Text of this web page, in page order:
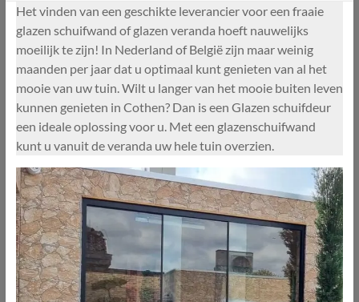
Het vinden van een geschikte leverancier voor een fraaie
glazen schuifwand of glazen veranda hoeft nauwelijks
moeilijk te zijn! In Nederland of België zijn maar weinig
maanden per jaar dat u optimaal kunt genieten van al het
mooie van uw tuin. Wilt u langer van het mooie buiten leven
kunnen genieten in Cothen? Dan is een Glazen schuifdeur
een ideale oplossing voor u. Met een glazenschuifwand
kunt u vanuit de veranda uw hele tuin overzien.